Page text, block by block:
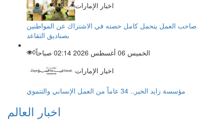
اخبار الإمارات
صاحب العمل يتحمل كامل حصته في الاشتراك عن المواطنين
بصناديق التقاعد
الخميس 06 أغسطس 2026 02:14 صباحاً
0
اخبار الإمارات
مؤسسة زايد الخير.. 34 عاماً من العمل الإنساني والتنموي
اخبار العالم